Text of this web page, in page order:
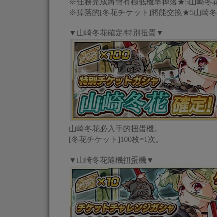
※掉落的[冬花チケット]將能交換★5山崎
▼山崎冬花確定/特別扭蛋▼
山崎冬花必入手的扭蛋機。
[冬花チケット]100枚=1次。
▼山崎冬花隨機扭蛋機▼